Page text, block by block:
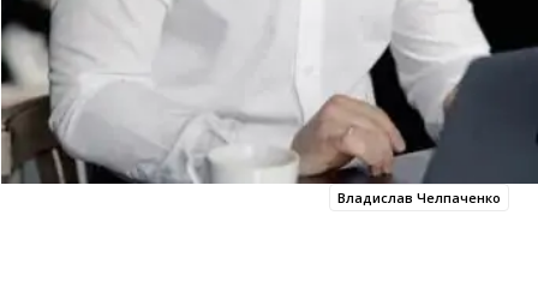
Владислав Челпаченко